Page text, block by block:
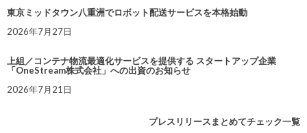
東京ミッドタウン八重洲でロボット配送サービスを本格始動
2026年7月27日
上組／コンテナ物流最適化サービスを提供する スタートアップ企業
「OneStream株式会社」への出資のお知らせ
2026年7月21日
プレスリリースまとめてチェック一覧